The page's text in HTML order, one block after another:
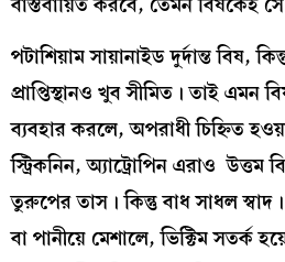
পটাশিয়াম সায়ানাইড দুর্দান্ত বিষ,
প্রাপ্তিস্থানও খুব সীমিত। তাই এমন
ব্যবহার করলে, অপরাধী চিহ্নিত
স্ট্রিকনিন, অ্যাট্রোপিন এরাও
তুরুপের তাস। কিন্তু বাধ সাধল
বা পানীয়ে মেশালে, ভিক্টিম সতর্ক